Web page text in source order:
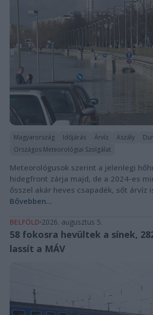
Magyarország Időjárás Árvíz Aszály
Országos Meteorológiai Szolgálat
Meteorológusok szerint a jelenlegi
hidegfront zárja majd, de a 2024-es
ősszel akár heves csapadék, sőt árvíz
Bővebben...
BELFÖLD 2026. augusztus 5.
58 fokosra hevültek a sínek,
lassít a MÁV